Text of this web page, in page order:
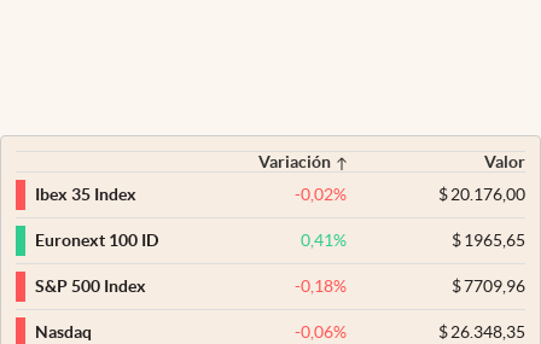
Variación
Valor
Ibex 35 Index
-0,02% $20.176,00
Euronext 100 ID 0,41% $1965,65
S&P 500 Index -0,18% $7709,96
Nasdaq -0,06% $26.348,35